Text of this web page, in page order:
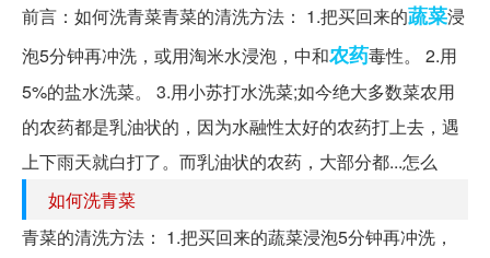
前言：如何洗青菜青菜的清洗方法： 1.把买回来的蔬菜浸
泡5分钟再冲洗，或用淘米水浸泡，中和农药毒性。 2.用
5%的盐水洗菜。 3.用小苏打水洗菜;如今绝大多数菜农用
的农药都是乳油状的，因为水融性太好的农药打上去，遇
上下雨天就白打了。而乳油状的农药，大部分都...怎么
如何洗青菜
青菜的清洗方法： 1.把买回来的蔬菜浸泡5分钟再冲洗，